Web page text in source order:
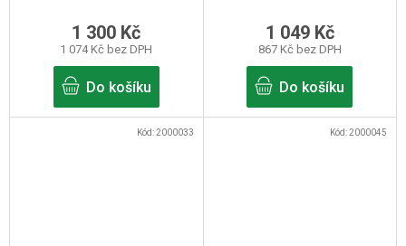
1 074 Kč bez DPH
1 300 Kč
Do košíku
867 Kč bez DPH
1 049 Kč
Do košíku
Kód:2000033 Kód:2000045